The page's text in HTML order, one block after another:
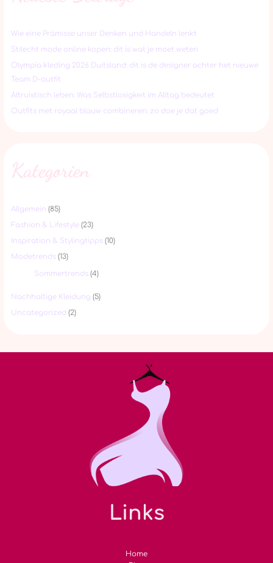
Wie eine Prämisse unser Denken und Handeln lenkt
Stilecht mode online kopen: dit is wat je moet weten
Olympia kleding 2026 Duitsland: dit is de designer achter het nieuwe
Team D-outfit
Altruistisch leben: Was Selbstlosigkeit im Alltag bedeutet
Outfits met royaal blauw combineren: zo doe je dat goed
Kategorien
Allgemein (85)
Fashion & Lifestyle (23)
Inspiration & Stylingtipps (10)
Modetrends (13)
Sommertrends (4)
Nachhaltige Kleidung (5)
Uncategorized (2)
Links
Home